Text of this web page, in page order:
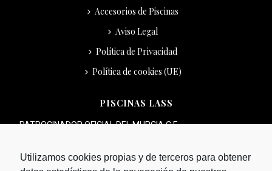
Accesorios de Piscinas
Aviso Legal
Política de Privacidad
Política de cookies (UE)
PISCINAS LASS
PATROCINADOR OFICIAL DEL MURCIA C.F.
Utilizamos cookies propias y de terceros para obtener